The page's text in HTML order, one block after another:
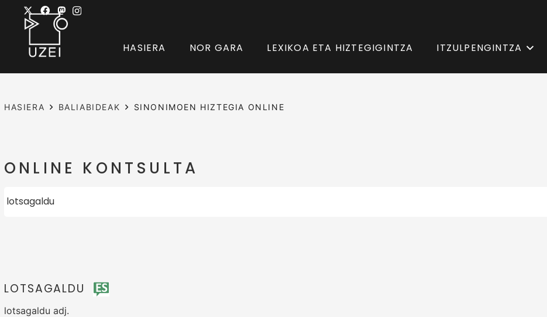
HASIERA NOR GARA LEXIKOA ETA HIZTEGIGINTZA ITZULPENGINTZA
HASIERA BALIABIDEAK SINONIMOEN HIZTEGIA ONLINE
ONLINE KONTSULTA
LOTSAGALDU
lotsagaldu adj.